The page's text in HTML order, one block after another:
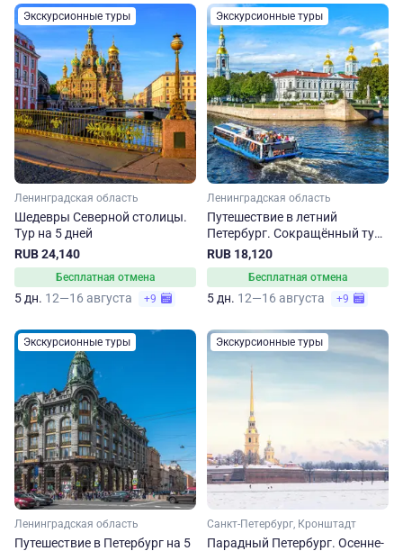
Экскурсионные туры
Ленинградская область
Шедевры Северной столицы.
Тур на 5 дней
RUB 24,140
Бесплатная отмена
5 дн. 12—16 августа +9
Экскурсионные туры
Ленинградская область
Путешествие в летний
Петербург. Сокращённый тур
со среды
RUB 18,120
Бесплатная отмена
5 дн. 12—16 августа +9
Экскурсионные туры
Ленинградская область
Путешествие в Петербург на 5
Экскурсионные туры
Санкт-Петербург, Кронштадт
Парадный Петербург. Осенне-